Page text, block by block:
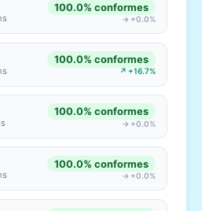
100.0% conformes
→ +0.0%
100.0% conformes
↗ +16.7%
100.0% conformes
→ +0.0%
100.0% conformes
→ +0.0%